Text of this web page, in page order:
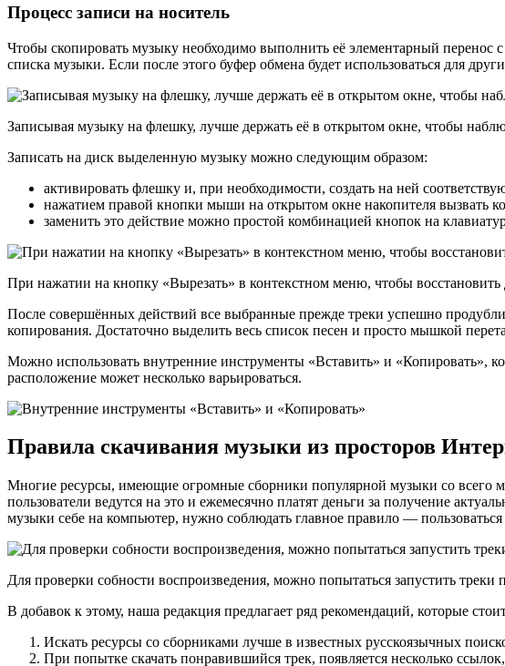
Процесс записи на носитель
Чтобы скопировать музыку необходимо выполнить её элементарный
списка музыки. Если после этого буфер обмена будет использоваться для
Записывая музыку на флешку, лучше держать её в открытом окне, чтобы
Записать на диск выделенную музыку можно следующим образом:
активировать флешку и, при необходимости, создать на ней
нажатием правой кнопки мыши на открытом окне накопителя вызвать
заменить это действие можно простой комбинацией кнопок на
При нажатии на кнопку «Вырезать» в контекстном меню, чтобы
После совершённых действий все выбранные прежде треки успешно
копирования. Достаточно выделить весь список песен и просто мышкой
Можно использовать внутренние инструменты «Вставить» и «Копировать»,
расположение может несколько варьироваться.
Правила скачивания музыки из просторов
Многие ресурсы, имеющие огромные сборники популярной музыки со всего
пользователи ведутся на это и ежемесячно платят деньги за получение
музыки себе на компьютер, нужно соблюдать главное правило —
Для проверки собности воспроизведения, можно попытаться запустить
В добавок к этому, наша редакция предлагает ряд рекомендаций, которые
Искать ресурсы со сборниками лучше в известных русскоязычных
При попытке скачать понравившийся трек, появляется несколько